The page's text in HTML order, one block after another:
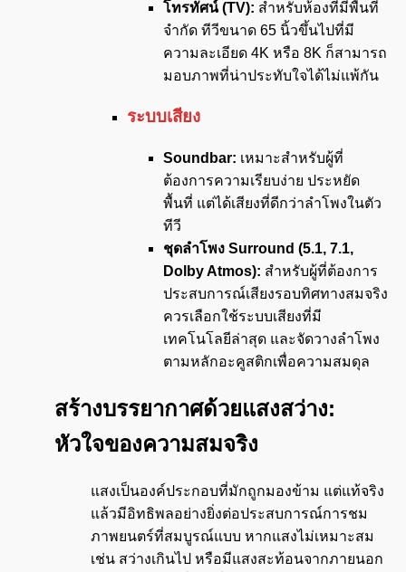
โทรทัศน์ (TV): สำหรับห้องที่มีพื้นที่
จำกัด ทีวีขนาด 65 นิ้วขึ้นไปที่มี
ความละเอียด 4K หรือ 8K ก็สามารถ
มอบภาพที่น่าประทับใจได้ไม่แพ้กัน
ระบบเสียง
Soundbar: เหมาะสำหรับผู้ที่
ต้องการความเรียบง่าย ประหยัด
พื้นที่ แต่ได้เสียงที่ดีกว่าลำโพงในตัว
ทีวี
ชุดลำโพง Surround (5.1, 7.1,
Dolby Atmos): สำหรับผู้ที่ต้องการ
ประสบการณ์เสียงรอบทิศทางสมจริง
ควรเลือกใช้ระบบเสียงที่มี
เทคโนโลยีล่าสุด และจัดวางลำโพง
ตามหลักอะคูสติกเพื่อความสมดุล
สร้างบรรยากาศด้วยแสงสว่าง:
หัวใจของความสมจริง
แสงเป็นองค์ประกอบที่มักถูกมองข้าม แต่แท้จริง
แล้วมีอิทธิพลอย่างยิ่งต่อประสบการณ์การชม
ภาพยนตร์ที่สมบูรณ์แบบ หากแสงไม่เหมาะสม
เช่น สว่างเกินไป หรือมีแสงสะท้อนจากภายนอก